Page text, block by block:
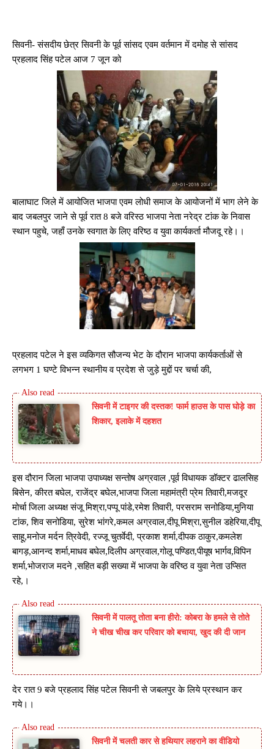
सिवनी- संसदीय छेत्र सिवनी के पूर्व सांसद एवम वर्तमान में दमोह से सांसद
प्रहलाद सिंह पटेल आज 7 जून को
बालाघाट जिले में आयोजित भाजपा एवम लोधी समाज के आयोजनों में भाग लेने के
बाद जबलपुर जाने से पूर्व रात 8 बजे वरिस्ठ भाजपा नेता नरेद्र टांक के निवास
स्थान पहुचे, जहाँ उनके स्वगात के लिए वरिष्ठ व युवा कार्यकर्ता मौजदू रहे।।
प्रहलाद पटेल ने इस व्यकिगत सौजन्य भेट के दौरान भाजपा कार्यकर्ताओं से
लगभग 1 घण्टे विभन्न स्थानीय व प्रदेश से जुड़े मुद्दों पर चर्चा की,
सिवनी में टाइगर की दस्तक! फार्म हाउस के पास घोड़े का
शिकार, इलाके में दहशत
इस दौरान जिला भाजपा उपाध्यक्ष सन्तोष अग्रवाल ,पूर्व विधायक डॉक्टर ढालसिह
बिसेन, कीरत बघेल, राजेंद्र बघेल,भाजपा जिला महामंत्री प्रेम तिवारी,मजदूर
मोर्चा जिला अध्यक्ष संजू मिश्रा,पप्पू पांडे,रमेश तिवारी, परसराम सनोडिया,मुनिया
टांक, शिव सनोडिया, सुरेश भांगरे,कमल अग्रवाल,दीपू मिश्रा,सुनील डहेरिया,दीपू
साहू,मनोज मर्दन त्रिवेदी, रज्जू चुतर्वेदी, प्रकाश शर्मा,दीपक ठाकुर,कमलेश
बागड़,आनन्द शर्मा,माधव बघेल,दिलीप अग्रवाल,गोलू पण्डित,पीयूष भार्गव,विपिन
शर्मा,भोजराज मदने ,सहित बड़ी सख्या में भाजपा के वरिष्ठ व युवा नेता उप्सित
रहे,।
सिवनी में पालतू तोता बना हीरो: कोबरा के हमले से तोते
ने चीख चीख कर परिवार को बचाया, खुद की दी जान
देर रात 9 बजे प्रहलाद सिंह पटेल सिवनी से जबलपुर के लिये प्रस्थान कर
गये।।
सिवनी में चलती कार से हथियार लहराने का वीडियो